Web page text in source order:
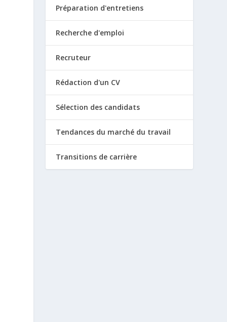
Préparation d'entretiens
Recherche d'emploi
Recruteur
Rédaction d'un CV
Sélection des candidats
Tendances du marché du travail
Transitions de carrière